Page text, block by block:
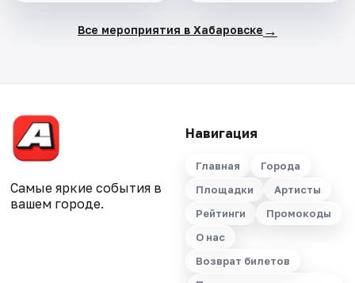
Все мероприятия в Хабаровске →
Самые яркие события в
вашем городе.
Навигация
Главная
Города
Площадки
Артисты
Рейтинги
Промокоды
О нас
Возврат билетов